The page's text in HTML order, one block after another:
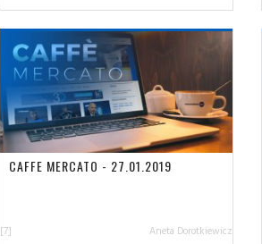
CAFFE MERCATO - 27.01.2019
[7] Aneta Dorotkiewicz